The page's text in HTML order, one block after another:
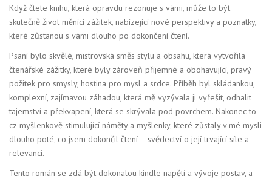
Když čtete knihu, která opravdu rezonuje s vámi, může to být
skutečně život měnící zážitek, nabízející nové perspektivy a poznatky,
které zůstanou s vámi dlouho po dokončení čtení.
Psaní bylo skvělé, mistrovská směs stylu a obsahu, která vytvořila
čtenářské zážitky, které byly zároveň příjemné a obohavující, pravý
požitek pro smysly, hostina pro mysl a srdce. Příběh byl skládankou,
komplexní, zajímavou záhadou, která mě vyzývala ji vyřešit, odhalit
tajemství a překvapení, která se skrývala pod povrchem. Nakonec to
cz myšlenkově stimulující náměty a myšlenky, které zůstaly v mé mysli
dlouho poté, co jsem dokončil čtení – svědectví o její trvající síle a
relevanci.
Tento román se zdá být dokonalou kindle napětí a vývoje postav, a